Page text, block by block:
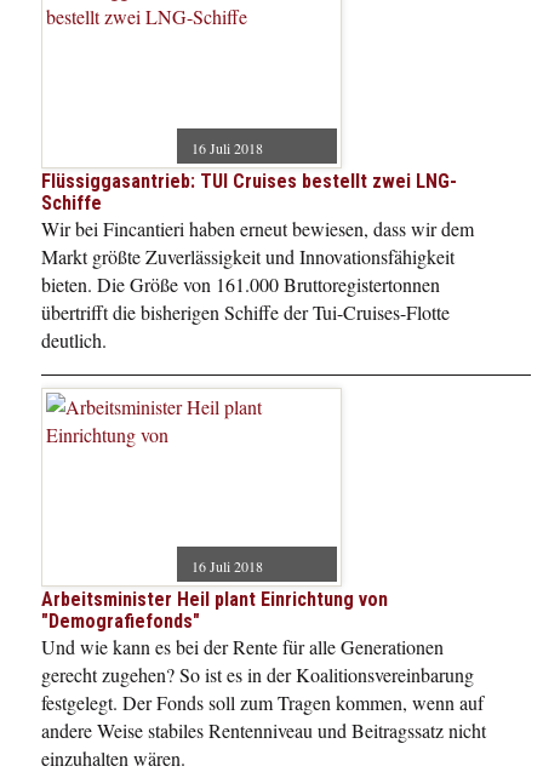
16 Juli 2018
Flüssiggasantrieb: TUI Cruises bestellt zwei LNG-
Schiffe
Wir bei Fincantieri haben erneut bewiesen, dass wir dem
Markt größte Zuverlässigkeit und Innovationsfähigkeit
bieten. Die Größe von 161.000 Bruttoregistertonnen
übertrifft die bisherigen Schiffe der Tui-Cruises-Flotte
deutlich.
16 Juli 2018
Arbeitsminister Heil plant Einrichtung von
"Demografiefonds"
Und wie kann es bei der Rente für alle Generationen
gerecht zugehen? So ist es in der Koalitionsvereinbarung
festgelegt. Der Fonds soll zum Tragen kommen, wenn auf
andere Weise stabiles Rentenniveau und Beitragssatz nicht
einzuhalten wären.